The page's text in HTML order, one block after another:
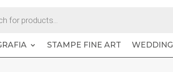
STAMPE FINE ART WEDDING